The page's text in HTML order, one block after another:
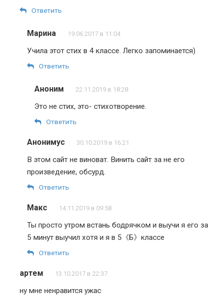
Ответить
Марина 19.06.2017 в 11:04
Учила этот стих в 4 классе. Легко запоминается)
Ответить
Аноним 22.11.2019 в 18:28
Это не стих, это- стихотворение.
Ответить
Анонимус 30.10.2019 в 16:21
В этом сайт не виноват. Винить сайт за не его
произведение, обсурд.
Ответить
Макс 14.11.2019 в 09:58
Ты просто утром встань бодрячком и выучи я его за
5 минут выучил хотя и я в 5《Б》классе
Ответить
артем 13.10.2017 в 22:37
ну мне ненравится ужас